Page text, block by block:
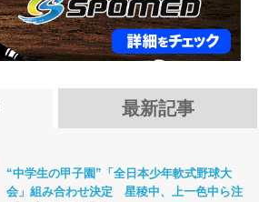
最新記事
“中学生の甲子園”「全日本少年軟式野球大
会」組み合わせ決定 星稜中、上一色中ら注